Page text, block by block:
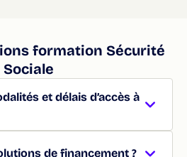
formation Sécurité
Sociale
et délais d’accès à
de financement ?